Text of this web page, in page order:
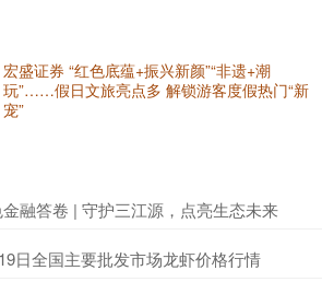
宏盛证券 “红色底蕴+振兴新颜”“非遗+潮
玩”……假日文旅亮点多 解锁游客度假热门“新
宠”
融答卷 | 守护三江源，点亮生态未来
日全国主要批发市场龙虾价格行情